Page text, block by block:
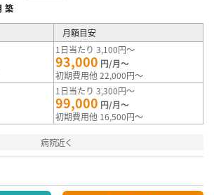
築
月額目安
1日当たり 3,100円～
93,000 円/月～
初期費用他 22,000円～
1日当たり 3,300円～
99,000 円/月～
初期費用他 16,500円～
病院近く